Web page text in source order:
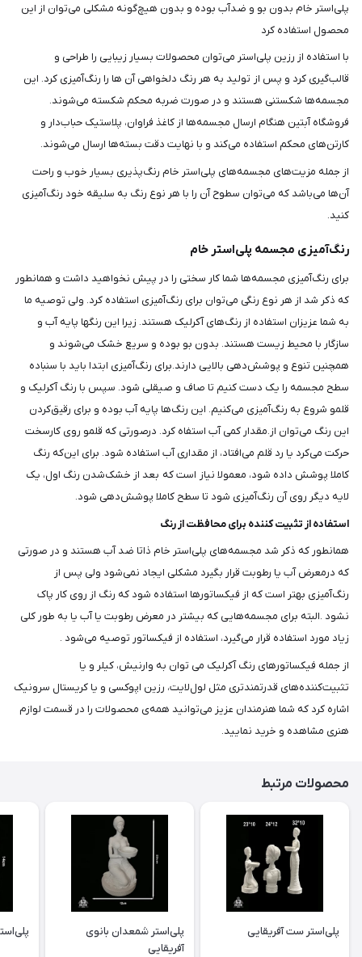
پلی‌استر خام بدون بو و ضدآب بوده و بدون هیچ‌گونه مشکلی می‌توان از این
محصول استفاده کرد
با استفاده از رزین پلی‌استر می‌توان محصولات بسیار زیبایی را طراحی و
قالب‌گیری کرد و پس از تولید به هر رنگ دلخواهی آن ها را رنگ‌آمیزی کرد. این
مجسمه‌ها شکستنی هستند و در صورت ضربه محکم شکسته می‌شوند.
فروشگاه آبتین هنگام ارسال مجسمه‌ها از کاغذ فراوان، پلاستیک حباب‌دار و
کارتن‌های محکم استفاده می‌کند و با نهایت دقت بسته‌ها ارسال می‌شوند.
از جمله مزیت‌های مجسمه‌های پلی‌استر خام رنگ‌پذیری بسیار خوب و راحت
آن‌ها می‌باشد که می‌توان سطوح آن را با هر نوع رنگ به سلیقه خود رنگ‌آمیزی
کنید.
رنگ‌آمیزی مجسمه پلی‌استر خام
برای رنگ‌آمیزی مجسمه‌ها شما کار سختی را در پیش نخواهید داشت و همانطور
که ذکر شد از هر نوع رنگی می‌توان برای رنگ‌آمیزی استفاده کرد. ولی توصیه ما
به شما عزیزان استفاده از رنگ‌های آکرلیک هستند. زیرا این رنگ‎ها پایه آب و
سازگار با محیط ‌زیست هستند. بدون بو بوده و سریع خشک می‌شوند و
همچنین تنوع و پوشش‌دهی بالایی دارند.برای رنگ‌آمیزی ابتدا باید با سنباده
سطح مجسمه را یک دست کنیم تا صاف و صیقلی شود. سپس با رنگ آکرلیک و
قلمو شروع به رنگ‌آمیزی می‌کنیم. این رنگ‌ها پایه آب بوده و برای رقیق‌کردن
این رنگ می‌توان از.مقدار کمی آب استفاه کرد. درصورتی که قلمو روی کارسخت
حرکت می‌کرد یا رد قلم می‌افتاد، از مقداری آب استفاده شود. برای این‌که رنگ
کاملا پوشش داده شود، معمولا نیاز است که بعد از خشک‌شدن رنگ اول، یک
لایه دیگر روی آن رنگ‌آمیزی شود تا سطح کاملا پوشش‌دهی شود.
استفاده از تثبیت کننده برای محافظت از رنگ
همانطور که ذکر شد مجسمه‌های پلی‌استر خام ذاتا ضد آب هستند و در صورتی
که درمعرض آب یا رطوبت قرار بگیرد مشکلی ایجاد نمی‌شود ولی پس از
رنگ‌آمیزی بهتر است که از فیکساتورها استفاده شود که رنگ از روی کار پاک
نشود .البته برای مجسمه‌هایی که بیشتر در معرض رطوبت یا آب یا به طور کلی
زیاد مورد استفاده قرار می‌گیرد، استفاده از فیکساتور توصیه می‌شود .
از جمله فیکساتورهای رنگ آکرلیک می توان به وارنیش، کیلر و یا
تثبیت‌کننده‌های قدرتمندتری مثل لول‌لایت، رزین اپوکسی و یا کریستال سرونیک
اشاره کرد که شما هنرمندان عزیز می‌توانید همه‌ی محصولات را در قسمت لوازم
هنری مشاهده و خرید نمایید.
محصولات مرتبط
پلی‌استر ست آفریقایی
پلی‌استر شمعدان بانوی
آفریقایی